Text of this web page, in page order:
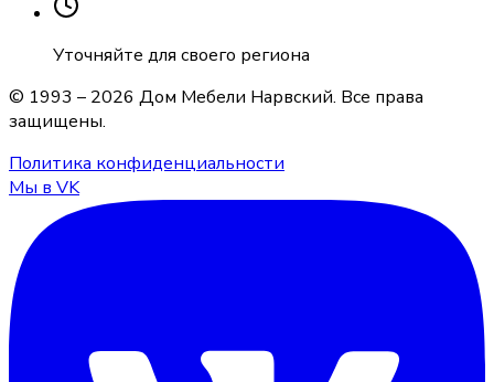
Уточняйте для своего региона
© 1993 – 2026 Дом Мебели Нарвский. Все права
защищены.
Политика конфиденциальности
Мы в VK